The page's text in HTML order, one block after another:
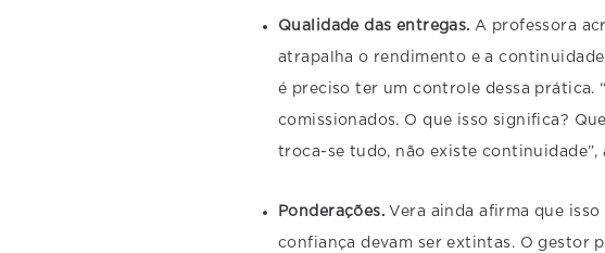
Qualidade das entregas.A professora
atrapalha o rendimento e a
é preciso ter um controle dessa prática.
comissionados. O que isso significa?
troca-se tudo, não existe continuidade”,
Ponderações. Vera ainda afirma que
confiança devam ser extintas. O gestor